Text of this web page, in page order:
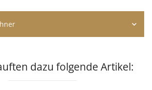
dazu folgende Artikel: